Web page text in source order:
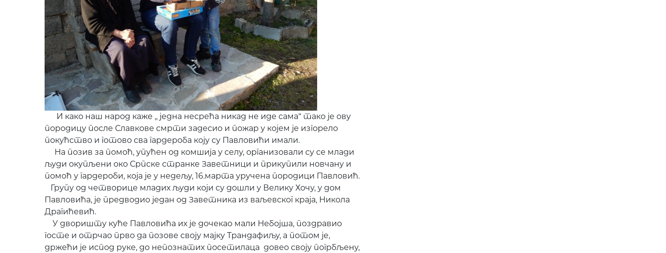
И како наш народ каже ,, једна несрећа никад не иде сама“ тако је ову
породицу после Славкове смрти задесио и пожар у којем је изгорело
покућство и готово сва гардероба коју су Павловићи имали.
На позив за помоћ, упућен од комшија у селу, организовали су се млади
људи окупљени око Српске странке Заветници и прикупили новчану и
помоћ у гардероби, која је у недељу, 16.марта уручена породици Павловић.
Групу од четворице младих људи који су дошли у Велику Хочу, у дом
Павловића, је предводио један од Заветника из ваљевског краја, Никола
Драгићевић.
У дворишту куће Павловића их је дочекао мали Небојша, поздравио
госте и отрчао прво да позове своју мајку Трандафиљу, а потом је,
држећи је испод руке, до непознатих посетилаца довео своју погрбљену,